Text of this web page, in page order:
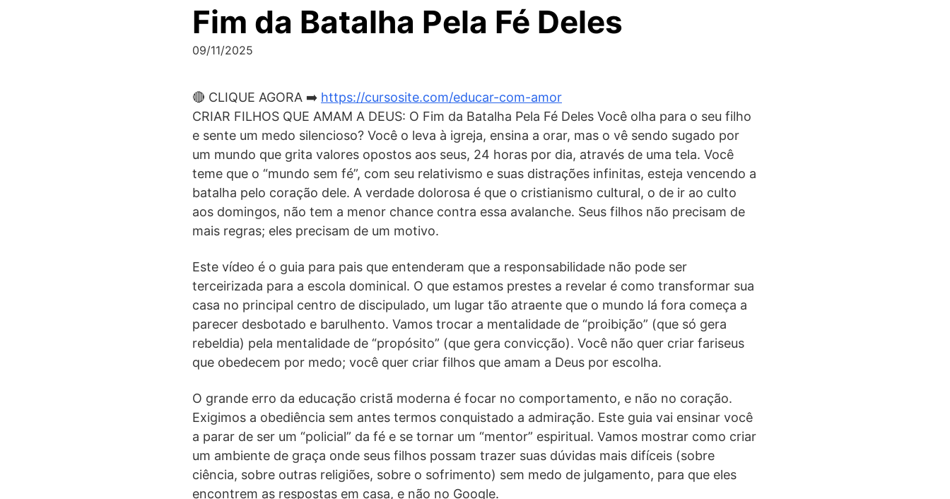
Fim da Batalha Pela Fé Deles
09/11/2025
🔴 CLIQUE AGORA ➡️ https://cursosite.com/educar-com-amor
CRIAR FILHOS QUE AMAM A DEUS: O Fim da Batalha Pela Fé Deles Você olha para o seu filho
e sente um medo silencioso? Você o leva à igreja, ensina a orar, mas o vê sendo sugado por
um mundo que grita valores opostos aos seus, 24 horas por dia, através de uma tela. Você
teme que o “mundo sem fé”, com seu relativismo e suas distrações infinitas, esteja vencendo a
batalha pelo coração dele. A verdade dolorosa é que o cristianismo cultural, o de ir ao culto
aos domingos, não tem a menor chance contra essa avalanche. Seus filhos não precisam de
mais regras; eles precisam de um motivo.
Este vídeo é o guia para pais que entenderam que a responsabilidade não pode ser
terceirizada para a escola dominical. O que estamos prestes a revelar é como transformar sua
casa no principal centro de discipulado, um lugar tão atraente que o mundo lá fora começa a
parecer desbotado e barulhento. Vamos trocar a mentalidade de “proibição” (que só gera
rebeldia) pela mentalidade de “propósito” (que gera convicção). Você não quer criar fariseus
que obedecem por medo; você quer criar filhos que amam a Deus por escolha.
O grande erro da educação cristã moderna é focar no comportamento, e não no coração.
Exigimos a obediência sem antes termos conquistado a admiração. Este guia vai ensinar você
a parar de ser um “policial” da fé e se tornar um “mentor” espiritual. Vamos mostrar como criar
um ambiente de graça onde seus filhos possam trazer suas dúvidas mais difíceis (sobre
ciência, sobre outras religiões, sobre o sofrimento) sem medo de julgamento, para que eles
encontrem as respostas em casa, e não no Google.